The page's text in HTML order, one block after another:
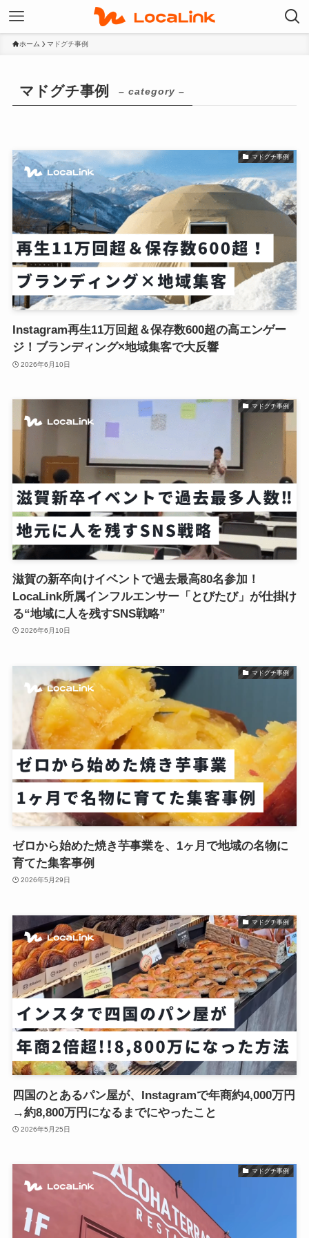
ホーム マドグチ事例
マドグチ事例 – category –
マドグチ事例
Instagram再生11万回超＆保存数600超の高エンゲー
ジ！ブランディング×地域集客で大反響
2026年6月10日
マドグチ事例
滋賀の新卒向けイベントで過去最高80名参加！
LocaLink所属インフルエンサー「とびたび」が仕掛け
る“地域に人を残すSNS戦略”
2026年6月10日
マドグチ事例
ゼロから始めた焼き芋事業を、1ヶ月で地域の名物に
育てた集客事例
2026年5月29日
マドグチ事例
四国のとあるパン屋が、Instagramで年商約4,000万円
→約8,800万円になるまでにやったこと
2026年5月25日
マドグチ事例